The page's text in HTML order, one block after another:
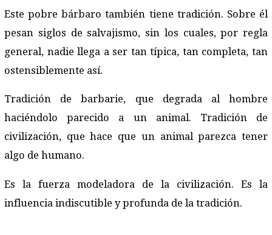
Este pobre bárbaro también tiene tradición. Sobre él
pesan siglos de salvajismo, sin los cuales, por regla
general, nadie llega a ser tan típica, tan completa, tan
ostensiblemente así.
Tradición de barbarie, que degrada al hombre
haciéndolo parecido a un animal. Tradición de
civilización, que hace que un animal parezca tener
algo de humano.
Es la fuerza modeladora de la civilización. Es la
influencia indiscutible y profunda de la tradición.